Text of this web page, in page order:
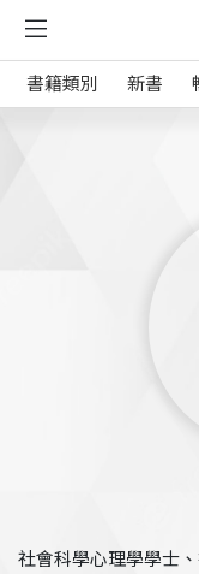
書籍類別 新書
社會科學心理學學士